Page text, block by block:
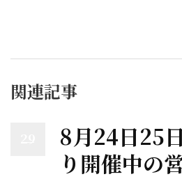
関連記事
8月24日25
り開催中の